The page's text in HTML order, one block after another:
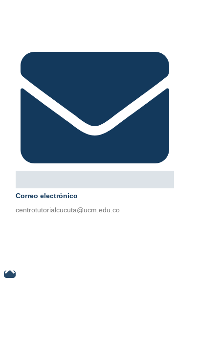
Correo electrónico
centrotutorialcucuta@ucm.edu.co